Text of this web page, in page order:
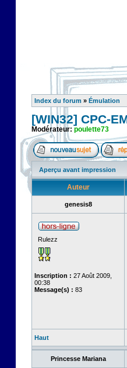
Index du forum » Émulation
[WIN32] CPC-
Modérateur: poulette73
Aperçu avant impression
Auteur
genesis8
Rulezz
Inscription : 27 Août 2009,
00:38
Message(s) : 83
Haut
Princesse Mariana